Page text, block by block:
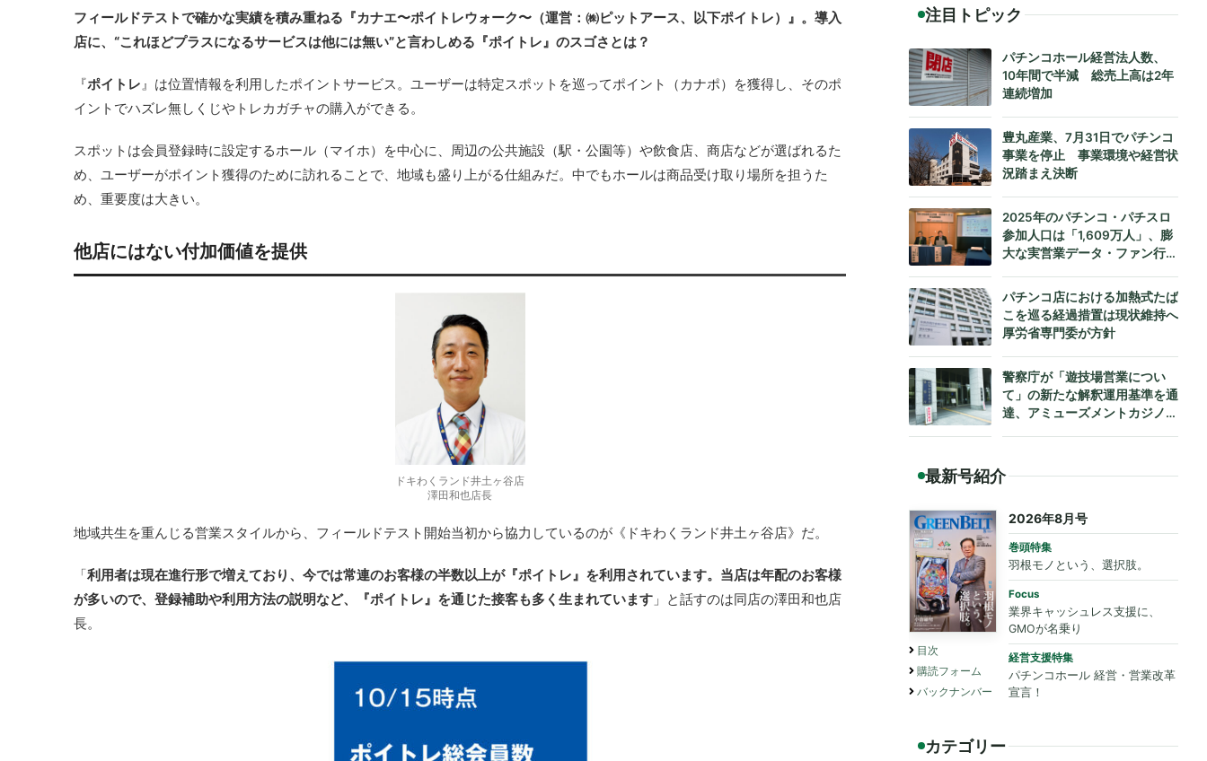
フィールドテストで確かな実績を積み重ねる『カナエ〜ポイトレウォーク〜（運営：㈱ピットアース、以下ポイトレ）』。導入
店に、“これほどプラスになるサービスは他には無い”と言わしめる『ポイトレ』のスゴさとは？
『ポイトレ』は位置情報を利用したポイントサービス。ユーザーは特定スポットを巡ってポイント（カナポ）を獲得し、そのポ
イントでハズレ無しくじやトレカガチャの購入ができる。
スポットは会員登録時に設定するホール（マイホ）を中心に、周辺の公共施設（駅・公園等）や飲食店、商店などが選ばれるた
め、ユーザーがポイント獲得のために訪れることで、地域も盛り上がる仕組みだ。中でもホールは商品受け取り場所を担うた
め、重要度は大きい。
他店にはない付加価値を提供
ドキわくランド井土ヶ谷店
澤田和也店長
地域共生を重んじる営業スタイルから、フィールドテスト開始当初から協力しているのが《ドキわくランド井土ヶ谷店》だ。
「利用者は現在進行形で増えており、今では常連のお客様の半数以上が『ポイトレ』を利用されています。当店は年配のお客様
が多いので、登録補助や利用方法の説明など、『ポイトレ』を通じた接客も多く生まれています 」と話すのは同店の澤田和也店
長。
注目トピック
パチンコホール経営法人数、
10年間で半減 総売上高は2年
連続増加
豊丸産業、7月31日でパチンコ
事業を停止 事業環境や経営状
況踏まえ決断
2025年のパチンコ・パチスロ
参加人口は「1,609万人」、膨
大な実営業データ・ファン行動
公式発表
パチンコ店における加熱式たば
こを巡る経過措置は現状維持へ
厚労省専門委が方針
警察庁が「遊技場営業につい
て」の新たな解釈運用基準を通
達、アミューズメントカジノへ
最新号紹介
目次
購読フォーム
バックナンバー
2026年8月号
巻頭特集
羽根モノという、選択肢。
Focus
業界キャッシュレス支援に、
GMOが名乗り
経営支援特集
パチンコホール 経営・営業改革
宣言！
カテゴリー